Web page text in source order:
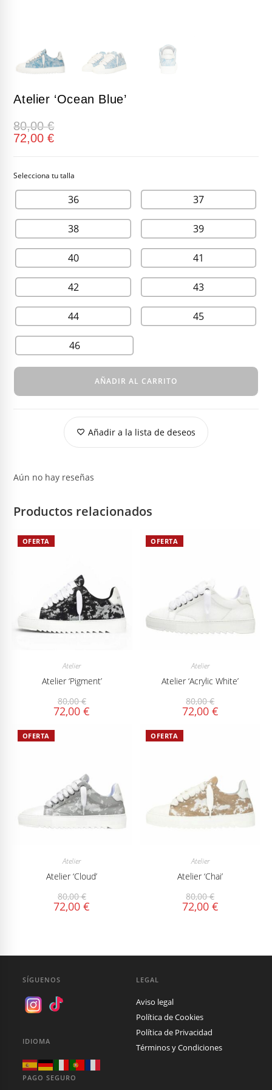
Atelier ‘Ocean Blue’
80,00€
72,00€
36 37
38 39
40 41
42 43
44 45
46
AÑADIR AL CARRITO
Añadir a la lista de deseos
Aún no hay reseñas
Productos relacionados
OFERTA
Atelier
Atelier ‘Pigment’
80,00€
72,00€
OFERTA
Atelier
Atelier ‘Acrylic White’
80,00€
72,00 €
OFERTA
Atelier
Atelier ‘Cloud’
80,00€
72,00€
OFERTA
Atelier
Atelier ‘Chai’
80,00€
72,00 €
SÍGUENOS
IDIOMA
LEGAL
Aviso legal
Política de Cookies
Política de Privacidad
Términos y Condiciones
PAGO SEGURO